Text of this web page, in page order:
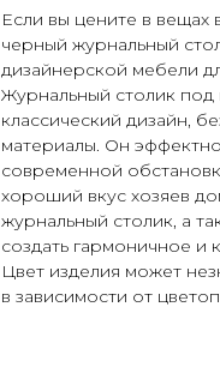
Если вы цените в вещах
черный журнальный
дизайнерской мебели
Журнальный столик
классический дизайн,
материалы. Он
современной
хороший вкус хозяев
журнальный столик, а
создать гармоничное и
Цвет изделия может
в зависимости от